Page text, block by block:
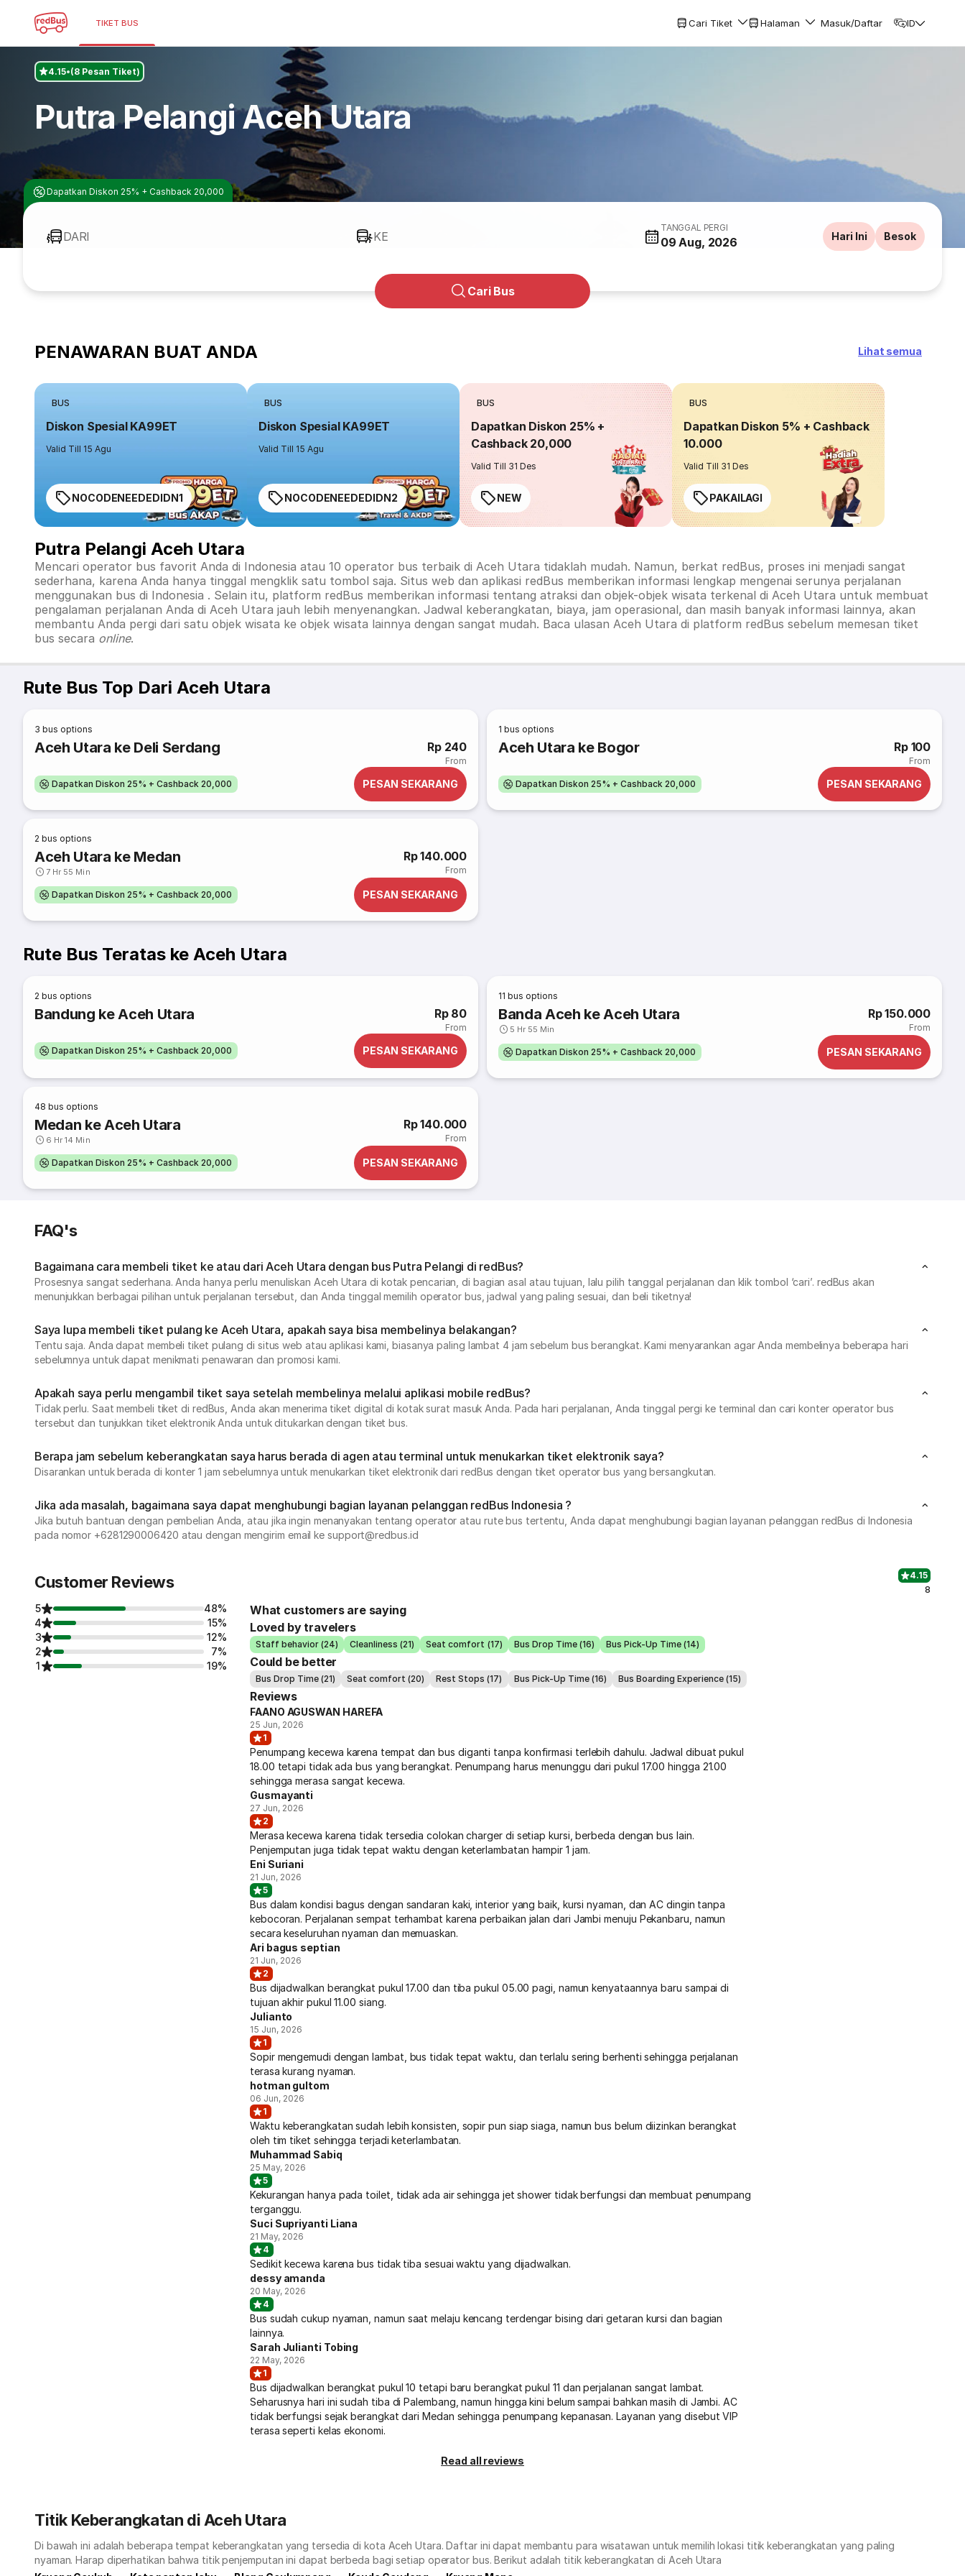
TIKET BUS Cari Tiket Halaman Masuk/Daftar ID
4.15 (8 Pesan Tiket)
Putra Pelangi Aceh Utara
Dapatkan Diskon 25% + Cashback 20,000
DARI KE
TANGGAL PERGI
09 Aug, 2026 Hari Ini Besok
Cari Bus
PENAWARAN BUAT ANDA Lihat semua
BUS
Diskon Spesial KA99ET
Valid Till 15 Agu
NOCODENEEDEDIDN1
BUS
Diskon Spesial KA99ET
Valid Till 15 Agu
NOCODENEEDEDIDN2
BUS
Dapatkan Diskon 25% +
Cashback 20,000
Valid Till 31 Des
NEW
BUS
Dapatkan Diskon 5% + Cashback
10.000
Valid Till 31 Des
PAKAILAGI
Putra Pelangi Aceh Utara
Mencari operator bus favorit Anda di Indonesia atau 10 operator bus terbaik di Aceh Utara tidaklah mudah. Namun, berkat redBus, proses ini menjadi sangat
sederhana, karena Anda hanya tinggal mengklik satu tombol saja. Situs web dan aplikasi redBus memberikan informasi lengkap mengenai serunya perjalanan
menggunakan bus di Indonesia . Selain itu, platform redBus memberikan informasi tentang atraksi dan objek-objek wisata terkenal di Aceh Utara untuk membuat
pengalaman perjalanan Anda di Aceh Utara jauh lebih menyenangkan. Jadwal keberangkatan, biaya, jam operasional, dan masih banyak informasi lainnya, akan
membantu Anda pergi dari satu objek wisata ke objek wisata lainnya dengan sangat mudah. Baca ulasan Aceh Utara di platform redBus sebelum memesan tiket
bus secara online.
Rute Bus Top Dari Aceh Utara
3 bus options
Aceh Utara ke Deli Serdang Rp 240
From
Dapatkan Diskon 25% + Cashback 20,000 PESAN SEKARANG
1 bus options
Aceh Utara ke Bogor Rp 100
From
Dapatkan Diskon 25% + Cashback 20,000 PESAN SEKARANG
2 bus options
Aceh Utara ke Medan
7 Hr 55 Min
Rp 140.000
From
Dapatkan Diskon 25% + Cashback 20,000 PESAN SEKARANG
Rute Bus Teratas ke Aceh Utara
2 bus options
Bandung ke Aceh Utara Rp 80
From
Dapatkan Diskon 25% + Cashback 20,000 PESAN SEKARANG
11 bus options
Banda Aceh ke Aceh Utara
5 Hr 55 Min
Rp 150.000
From
Dapatkan Diskon 25% + Cashback 20,000 PESAN SEKARANG
48 bus options
Medan ke Aceh Utara
6 Hr 14 Min
Rp 140.000
From
Dapatkan Diskon 25% + Cashback 20,000 PESAN SEKARANG
FAQ's
Bagaimana cara membeli tiket ke atau dari Aceh Utara dengan bus Putra Pelangi di redBus?
Prosesnya sangat sederhana. Anda hanya perlu menuliskan Aceh Utara di kotak pencarian, di bagian asal atau tujuan, lalu pilih tanggal perjalanan dan klik tombol ‘cari’. redBus akan
menunjukkan berbagai pilihan untuk perjalanan tersebut, dan Anda tinggal memilih operator bus, jadwal yang paling sesuai, dan beli tiketnya!
Saya lupa membeli tiket pulang ke Aceh Utara, apakah saya bisa membelinya belakangan?
Tentu saja. Anda dapat membeli tiket pulang di situs web atau aplikasi kami, biasanya paling lambat 4 jam sebelum bus berangkat. Kami menyarankan agar Anda membelinya beberapa hari
sebelumnya untuk dapat menikmati penawaran dan promosi kami.
Apakah saya perlu mengambil tiket saya setelah membelinya melalui aplikasi mobile redBus?
Tidak perlu. Saat membeli tiket di redBus, Anda akan menerima tiket digital di kotak surat masuk Anda. Pada hari perjalanan, Anda tinggal pergi ke terminal dan cari konter operator bus
tersebut dan tunjukkan tiket elektronik Anda untuk ditukarkan dengan tiket bus.
Berapa jam sebelum keberangkatan saya harus berada di agen atau terminal untuk menukarkan tiket elektronik saya?
Disarankan untuk berada di konter 1 jam sebelumnya untuk menukarkan tiket elektronik dari redBus dengan tiket operator bus yang bersangkutan.
Jika ada masalah, bagaimana saya dapat menghubungi bagian layanan pelanggan redBus Indonesia ?
Jika butuh bantuan dengan pembelian Anda, atau jika ingin menanyakan tentang operator atau rute bus tertentu, Anda dapat menghubungi bagian layanan pelanggan redBus di Indonesia
pada nomor +6281290006420 atau dengan mengirim email ke support@redbus.id
Customer Reviews
4.15
8
5
48%
4
15%
3
12%
2
7%
1
19%
What customers are saying
Loved by travelers
Staff behavior (24) Cleanliness (21) Seat comfort (17) Bus Drop Time (16) Bus Pick-Up Time (14)
Could be better
Bus Drop Time (21) Seat comfort (20) Rest Stops (17) Bus Pick-Up Time (16) Bus Boarding Experience (15)
Reviews
FAANO AGUSWAN HAREFA
25 Jun, 2026
1
Penumpang kecewa karena tempat dan bus diganti tanpa konfirmasi terlebih dahulu. Jadwal dibuat pukul
18.00 tetapi tidak ada bus yang berangkat. Penumpang harus menunggu dari pukul 17.00 hingga 21.00
sehingga merasa sangat kecewa.
Gusmayanti
27 Jun, 2026
2
Merasa kecewa karena tidak tersedia colokan charger di setiap kursi, berbeda dengan bus lain.
Penjemputan juga tidak tepat waktu dengan keterlambatan hampir 1 jam.
Eni Suriani
21 Jun, 2026
5
Bus dalam kondisi bagus dengan sandaran kaki, interior yang baik, kursi nyaman, dan AC dingin tanpa
kebocoran. Perjalanan sempat terhambat karena perbaikan jalan dari Jambi menuju Pekanbaru, namun
secara keseluruhan nyaman dan memuaskan.
Ari bagus septian
21 Jun, 2026
2
Bus dijadwalkan berangkat pukul 17.00 dan tiba pukul 05.00 pagi, namun kenyataannya baru sampai di
tujuan akhir pukul 11.00 siang.
Julianto
15 Jun, 2026
1
Sopir mengemudi dengan lambat, bus tidak tepat waktu, dan terlalu sering berhenti sehingga perjalanan
terasa kurang nyaman.
hotman gultom
06 Jun, 2026
1
Waktu keberangkatan sudah lebih konsisten, sopir pun siap siaga, namun bus belum diizinkan berangkat
oleh tim tiket sehingga terjadi keterlambatan.
Muhammad Sabiq
25 May, 2026
5
Kekurangan hanya pada toilet, tidak ada air sehingga jet shower tidak berfungsi dan membuat penumpang
terganggu.
Suci Supriyanti Liana
21 May, 2026
4
Sedikit kecewa karena bus tidak tiba sesuai waktu yang dijadwalkan.
dessy amanda
20 May, 2026
4
Bus sudah cukup nyaman, namun saat melaju kencang terdengar bising dari getaran kursi dan bagian
lainnya.
Sarah Julianti Tobing
22 May, 2026
1
Bus dijadwalkan berangkat pukul 10 tetapi baru berangkat pukul 11 dan perjalanan sangat lambat.
Seharusnya hari ini sudah tiba di Palembang, namun hingga kini belum sampai bahkan masih di Jambi. AC
tidak berfungsi sejak berangkat dari Medan sehingga penumpang kepanasan. Layanan yang disebut VIP
terasa seperti kelas ekonomi.
Read all reviews
Titik Keberangkatan di Aceh Utara
Di bawah ini adalah beberapa tempat keberangkatan yang tersedia di kota Aceh Utara. Daftar ini dapat membantu para wisatawan untuk memilih lokasi titik keberangkatan yang paling
nyaman. Harap diperhatikan bahwa titik penjemputan ini dapat berbeda bagi setiap operator bus. Berikut adalah titik keberangkatan di Aceh Utara